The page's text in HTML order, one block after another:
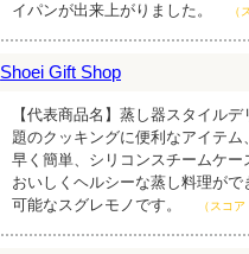
イパンが出来上がりました。
（
Shoei Gift Shop
【代表商品名】蒸し器スタイル
題のクッキングに便利なアイテ
早く簡単、シリコンスチームケ
おいしくヘルシーな蒸し料理が
可能なスグレモノです。
（スコア